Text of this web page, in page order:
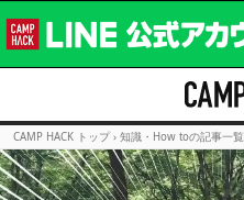
CAMP HACK トップ › 知識・How toの記事一覧